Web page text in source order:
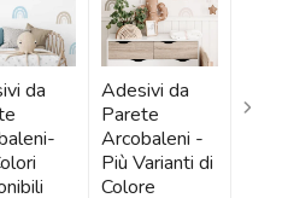
da
Adesivi da
Parete
Arcobaleni -
Più Varianti di
Colore